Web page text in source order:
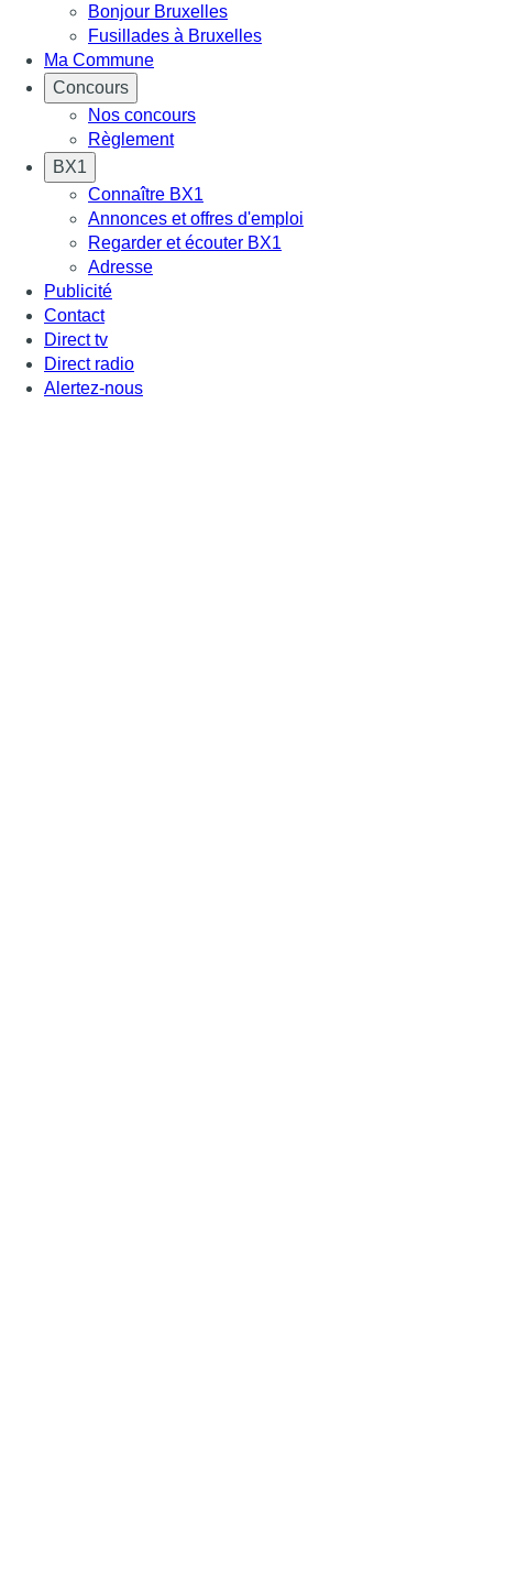
Bonjour Bruxelles
Fusillades à Bruxelles
Ma Commune
Concours
Nos concours
Règlement
BX1
Connaître BX1
Annonces et offres d'emploi
Regarder et écouter BX1
Adresse
Publicité
Contact
Direct tv
Direct radio
Alertez-nous